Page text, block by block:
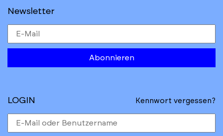
Newsletter
Abonnieren
LOGIN Kennwort vergessen?